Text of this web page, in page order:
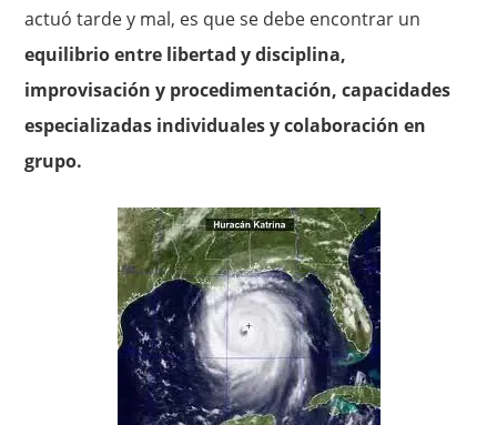
actuó tarde y mal, es que se debe encontrar un
equilibrio entre libertad y disciplina,
improvisación y procedimentación, capacidades
especializadas individuales y colaboración en
grupo.